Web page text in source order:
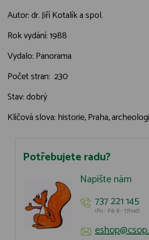
Autor: dr. Jiří Kotalík a spol.
Rok vydání: 1988
Vydalo: Panorama
Počet stran: 230
Stav: dobrý
Klíčová slova: historie, Praha,
Potřebujete radu?
Napište nám
737 221 145
(Po - Pá: 8 - 17hod)